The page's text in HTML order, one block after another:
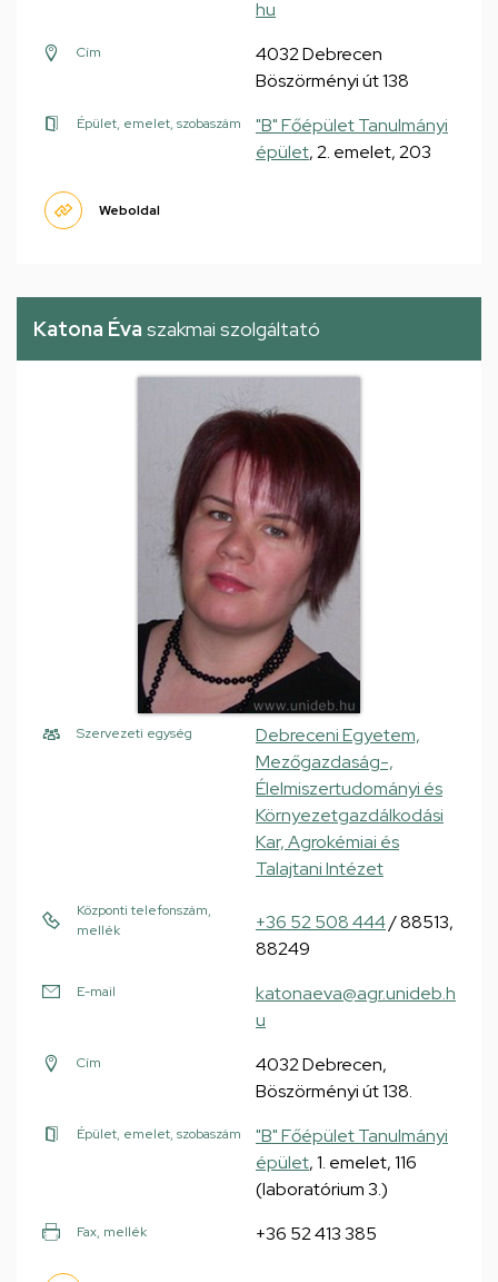
hu
Cím
4032 Debrecen
Böszörményi út 138
Épület, emelet, szobaszám
"B" Főépület Tanulmányi
épület, 2. emelet, 203
Weboldal
Katona Éva szakmai szolgáltató
Szervezeti egység
Debreceni Egyetem,
Mezőgazdaság-,
Élelmiszertudományi és
Környezetgazdálkodási
Kar, Agrokémiai és
Talajtani Intézet
Központi telefonszám,
mellék
+36 52 508 444/ 88513,
88249
E-mail
katonaeva@agr.unideb.h
u
Cím
4032 Debrecen,
Böszörményi út 138.
Épület, emelet, szobaszám
"B" Főépület Tanulmányi
épület, 1. emelet, 116
(laboratórium 3.)
Fax, mellék +36 52 413 385